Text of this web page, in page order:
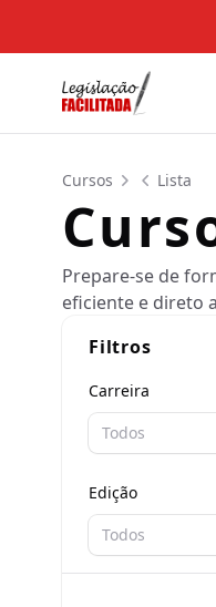
Cursos Lista
Prepare-se de
eficiente e direto
Filtros
Carreira
Todos
Edição
Todos